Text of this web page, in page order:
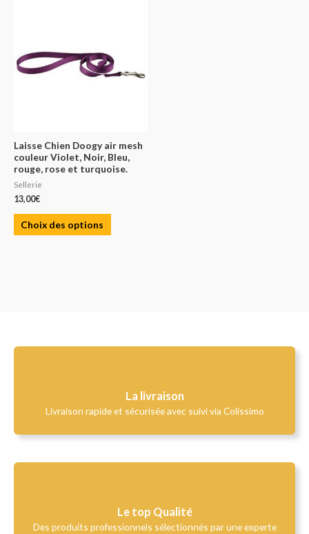
Laisse Chien Doogy air mesh
couleur Violet, Noir, Bleu,
rouge, rose et turquoise.
Sellerie
13,00€
Choix des options
La livraison
Livraison rapide et sécurisée avec suivi via Colissimo
Le top Qualité​
Des produits professionnels sélectionnés par une experte